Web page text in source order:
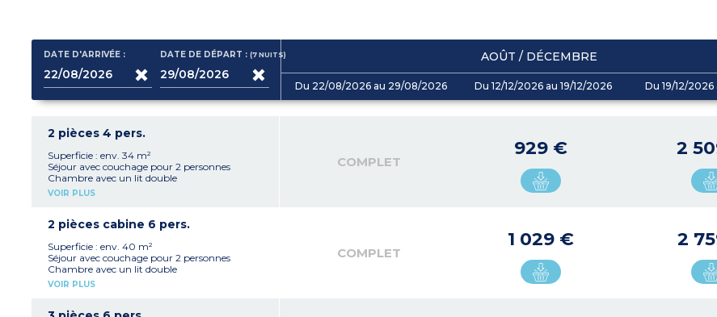
DATE D'ARRIVÉE : DATE DE DÉPART :(7NUITS) AOÛT / DÉCEMBRE
Du 22/08/2026 au 29/08/2026 Du 12/12/2026 au 19/12/2026 Du 19/12/
2 pièces 4 pers.
Superficie : env. 34 m²
Séjour avec couchage pour 2 personnes
Chambre avec un lit double
Kitchenette équipée (plaque vitrocéramique,
Salle de bains et WC
VOIR PLUS
COMPLET
929 € 2
2 pièces cabine 6 pers.
Superficie : env. 40 m²
Séjour avec couchage pour 2 personnes
Chambre avec un lit double
Cabine avec 2 lits superposés
cafetière à capsules)
VOIR PLUS
COMPLET
1 029 € 2